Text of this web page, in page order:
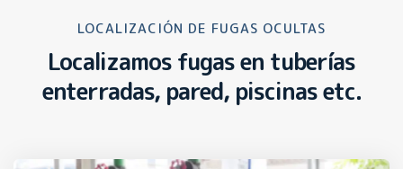
LOCALIZACIÓN DE FUGAS OCULTAS
Localizamos fugas en tuberías
enterradas, pared, piscinas etc.